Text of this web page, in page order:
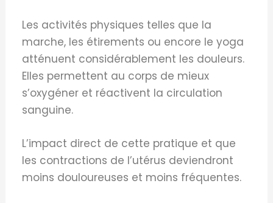
Les activités physiques telles que la
marche, les étirements ou encore le yoga
atténuent considérablement les douleurs.
Elles permettent au corps de mieux
s’oxygéner et réactivent la circulation
sanguine.
L’impact direct de cette pratique et que
les contractions de l’utérus deviendront
moins douloureuses et moins fréquentes.